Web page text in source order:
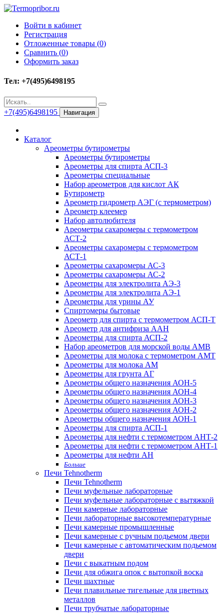
Войти в кабинет
Регистрация
Отложенные товары (0)
Сравнить (0)
Оформить заказ
Тел: +7(495)6498195
+7(495)6498195 Навигация
Каталог
Ареометры бутирометры
Ареометры бутирометры
Ареометры для спирта АСП-3
Ареометры специальные
Набор ареометров для кислот АК
Бутирометр
Ареометр гидрометр АЭГ (с термометром)
Ареометр клеемер
Набор автолюбителя
Ареометры сахаромеры с термометром
АСТ-2
Ареометры сахаромеры с термометром
АСТ-1
Ареометры сахаромеры АС-3
Ареометры сахаромеры АС-2
Ареометры для электролита АЭ-3
Ареометры для электролита АЭ-1
Ареометры для урины АУ
Спиртомеры бытовые
Ареометр для спирта с термометром АСП-Т
Ареометр для антифриза ААН
Ареометры для спирта АСП-2
Набор ареометров для морской воды АМВ
Ареометры для молока с термометром АМТ
Ареометры для молока АМ
Ареометры для грунта АГ
Ареометры общего назначения АОН-5
Ареометры общего назначения АОН-4
Ареометры общего назначения АОН-3
Ареометры общего назначения АОН-2
Ареометры общего назначения АОН-1
Ареометры для спирта АСП-1
Ареометры для нефти с термометром АНТ-2
Ареометры для нефти с термометром АНТ-1
Ареометры для нефти АН
Больше
Печи Tehnotherm
Печи Tehnotherm
Печи муфельные лабораторные
Печи муфельные лабораторные с вытяжкой
Печи камерные лабораторные
Печи лабораторные высокотемпературные
Печи камерные промышленные
Печи камерные с ручным подьемом двери
Печи камерные с автоматическим подьемом
двери
Печи с выкатным подом
Печи для обжига опок с вытопкой воска
Печи шахтные
Печи плавильные тигельные для цветных
металлов
Печи трубчатые лабораторные